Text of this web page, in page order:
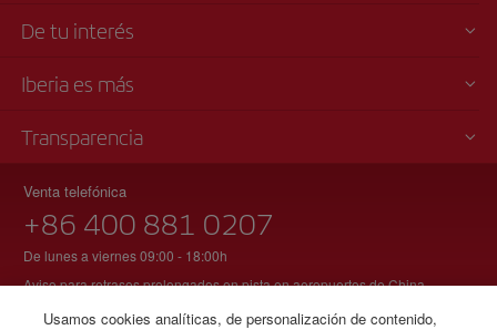
De tu interés
Iberia es más
Transparencia
Venta telefónica
+86 400 881 0207
De lunes a viernes 09:00 - 18:00h
Aviso para retrasos prolongados en pista en aeropuertos de China
Usamos cookies analíticas, de personalización de contenido,